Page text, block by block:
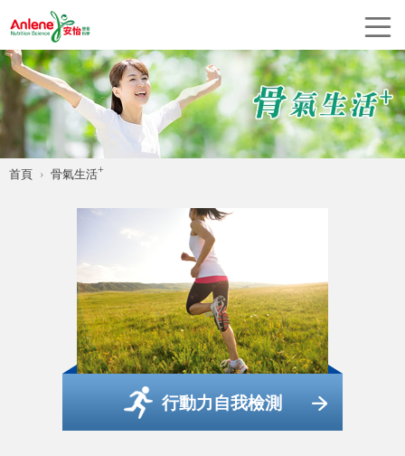
首頁 骨氣生活+
行動力自我檢測